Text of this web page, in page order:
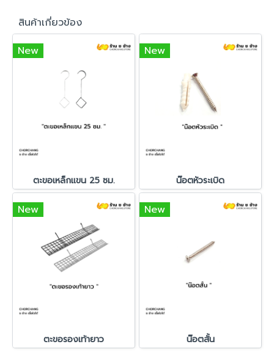
สินค้าเกี่ยวข้อง
New
ตะขอเหล็กแขน 25 ซม.
New
น๊อตหัวระเบิด
New
ตะขอรองเท้ายาว
New
น๊อตสั้น